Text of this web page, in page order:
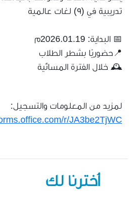
أخترنا لك
تدريبية في (٩) لغات عالمية
‏📅 البداية: 2026.01.19م
‏📍حضوريًا بشطر الطلاب
‏🕰️ خلال الفترة المسائية
‏لمزيد من المعلومات والتسجيل:
r/JA3be2TjWC